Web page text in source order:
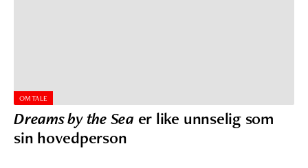
OMTALE
Dreams by the Sea er like unnselig som
sin hovedperson